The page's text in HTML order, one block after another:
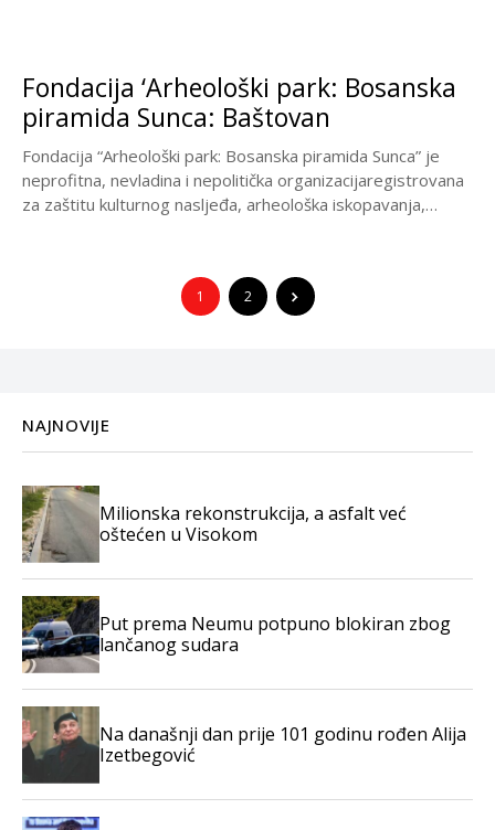
Fondacija ‘Arheološki park: Bosanska
piramida Sunca: Baštovan
Fondacija “Arheološki park: Bosanska piramida Sunca” je
neprofitna, nevladina i nepolitička organizacijaregistrovana
za zaštitu kulturnog nasljeđa, arheološka iskopavanja,
1 2
NAJNOVIJE
Milionska rekonstrukcija, a asfalt već
oštećen u Visokom
Put prema Neumu potpuno blokiran zbog
lančanog sudara
Na današnji dan prije 101 godinu rođen Alija
Izetbegović